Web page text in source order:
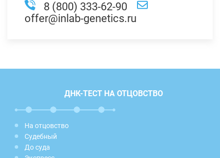
8 (800) 333-62-90
offer@inlab-genetics.ru
ДНК-ТЕСТ НА ОТЦОВСТВО
На отцовство
Судебный
До суда